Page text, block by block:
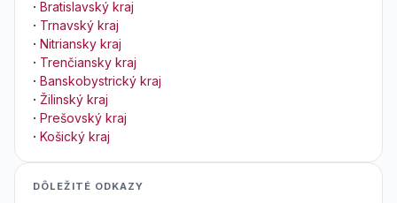
· Bratislavský kraj
· Trnavský kraj
· Nitriansky kraj
· Trenčiansky kraj
· Banskobystrický kraj
· Žilinský kraj
· Prešovský kraj
· Košický kraj
DÔLEŽITÉ ODKAZY